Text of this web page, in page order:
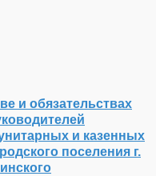
и обязательствах
и казенных
поселения г.